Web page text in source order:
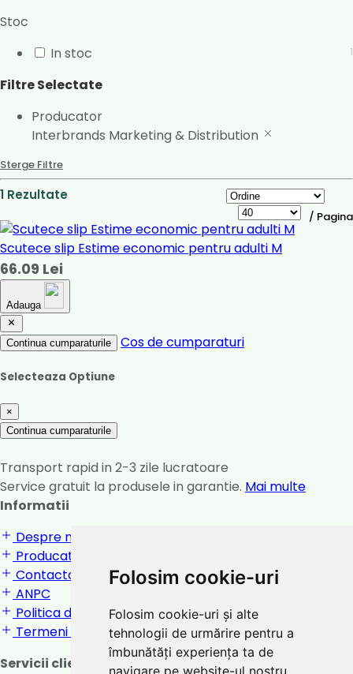
Folosim cookie-uri
Folosim cookie-uri și alte
tehnologii de urmărire pentru a
îmbunătăți experiența ta de
navigare pe website-ul nostru,
Stoc
In stoc
1
Filtre Selectate
Producator
Interbrands Marketing & Distribution
Sterge Filtre
1 Rezultate
/ Pagina
Scutece slip Estime economic pentru adulti M
66.09 Lei
Adauga
Continua cumparaturile Cos de cumparaturi
Selecteaza Optiune
×
Continua cumparaturile
Transport rapid in 2-3 zile lucratoare
Service gratuit la produsele in garantie. Mai multe
Informatii
Despre noi
Producatori
Contactati-ne
ANPC
Politica de confidentialitate
Termeni si conditii
Servicii clienti